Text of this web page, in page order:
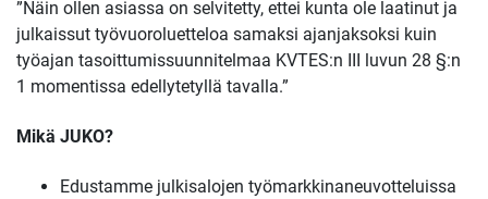
”Näin ollen asiassa on selvitetty, ettei kunta ole laatinut ja
julkaissut työvuoroluetteloa samaksi ajanjaksoksi kuin
työajan tasoittumissuunnitelmaa KVTES:n III luvun 28 §:n
1 momentissa edellytetyllä tavalla.”
Mikä JUKO?
Edustamme julkisalojen työmarkkinaneuvotteluissa